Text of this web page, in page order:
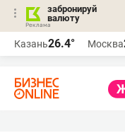
забронируй
валюту
Казань26.4° Москва